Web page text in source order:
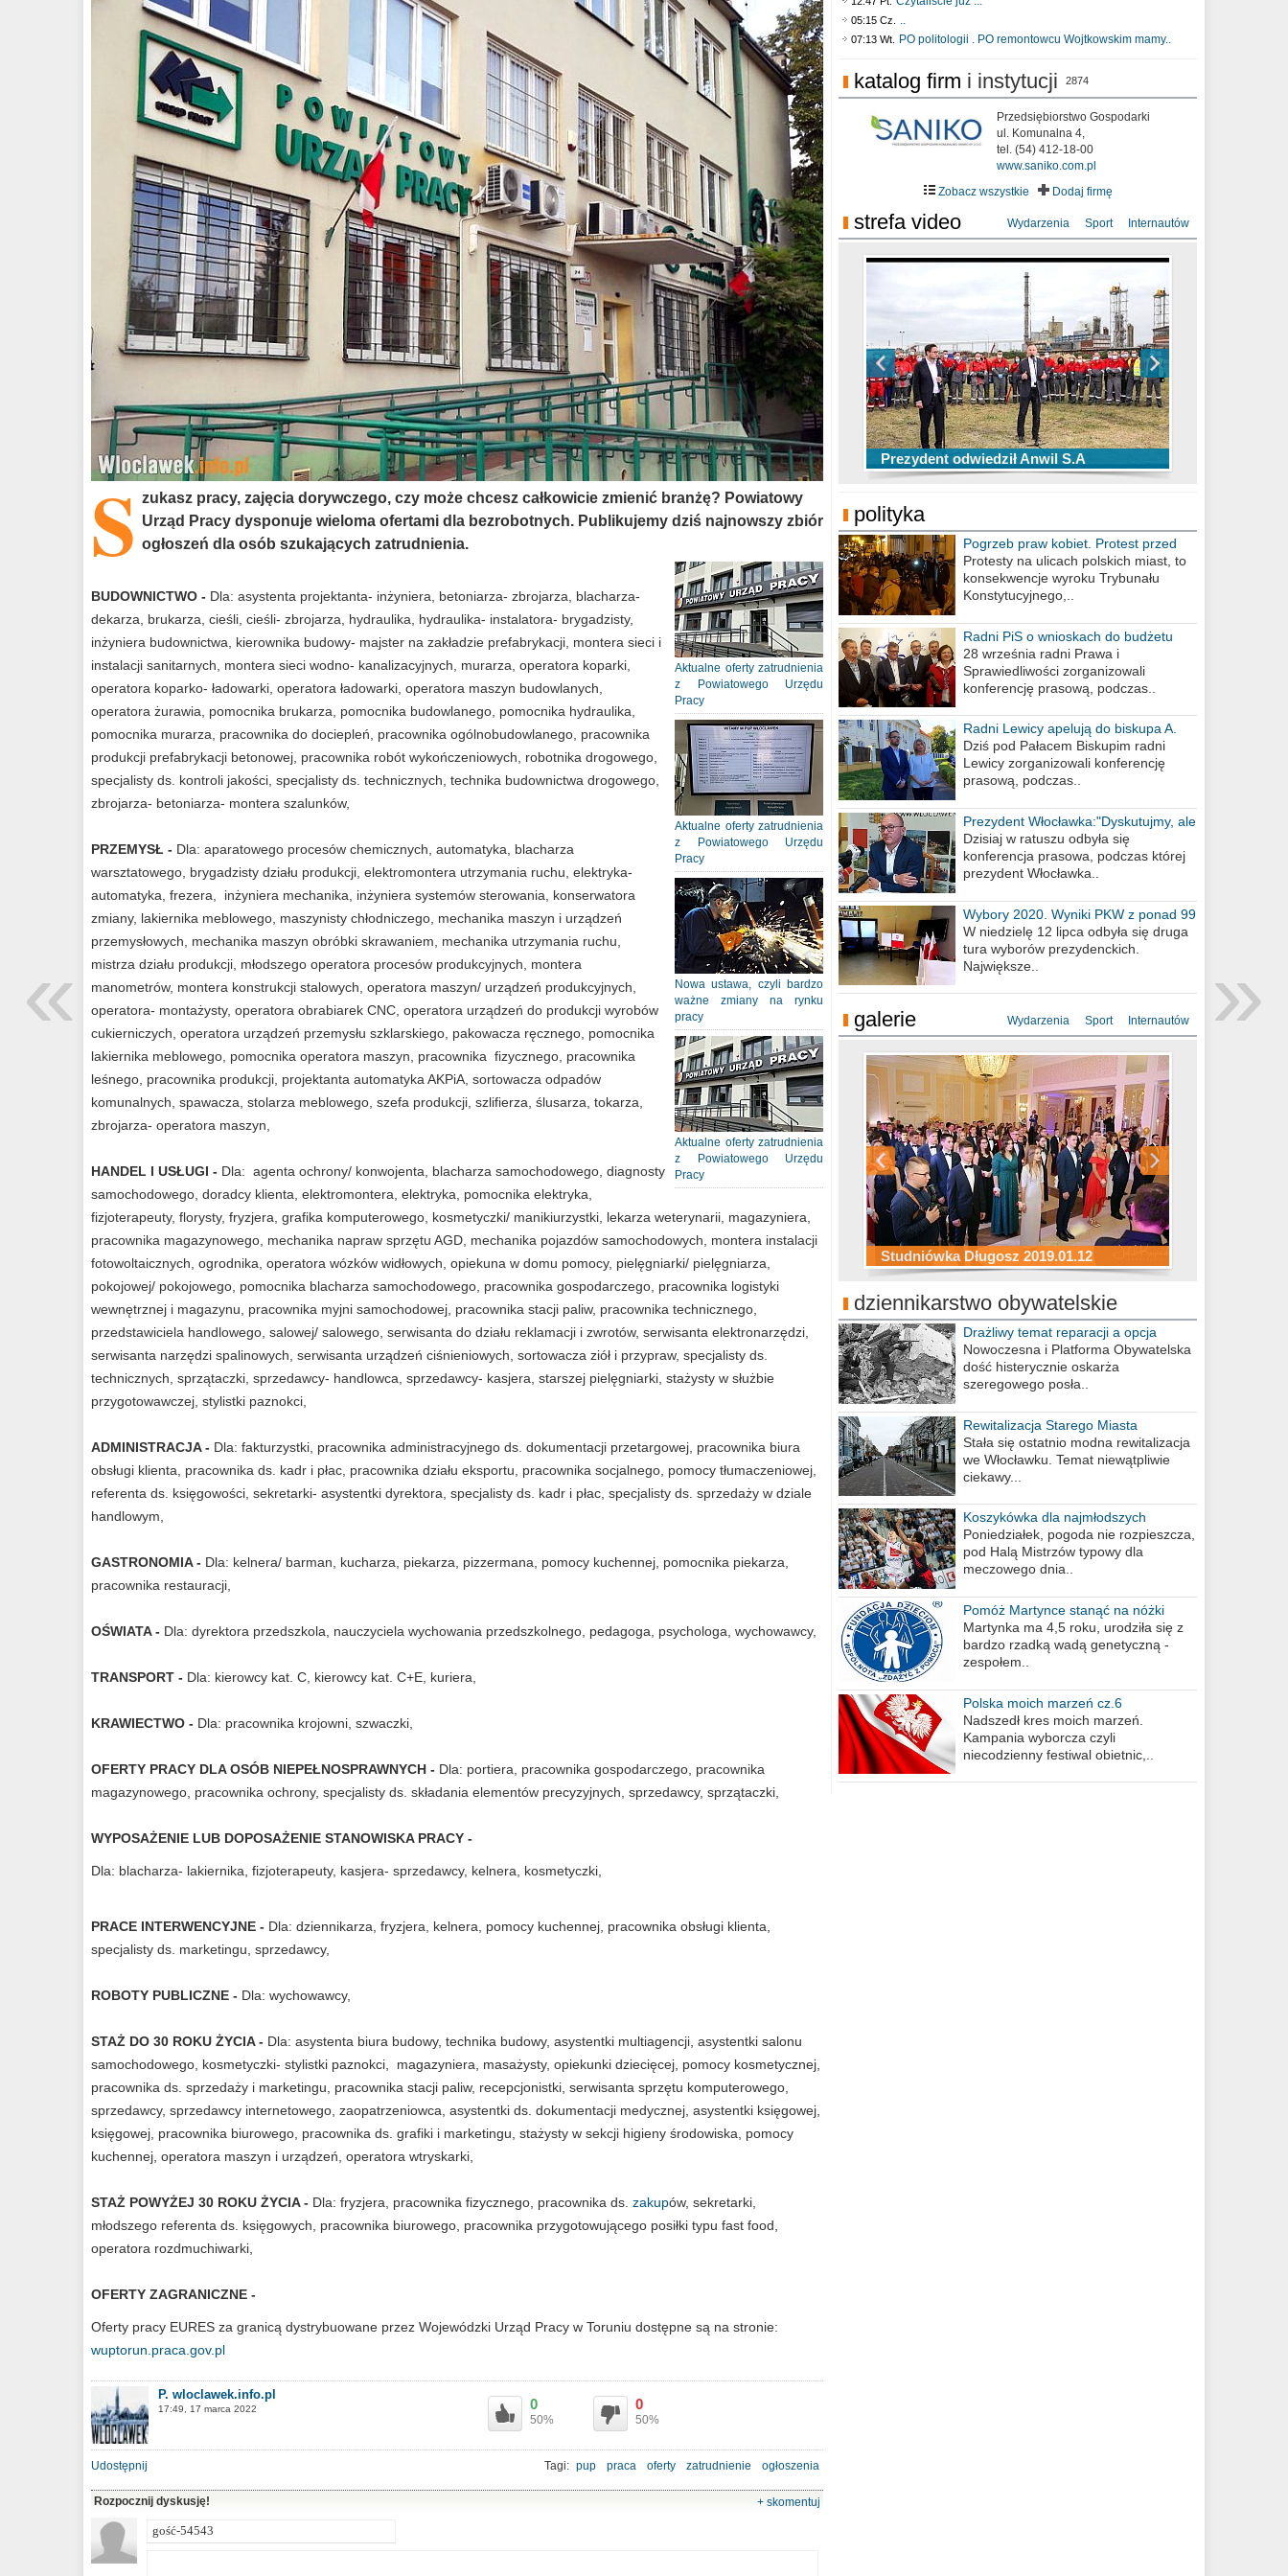
S zukasz pracy, zajęcia dorywczego, czy może chcesz całkowicie zmienić branżę? Powiatowy
Urząd Pracy dysponuje wieloma ofertami dla bezrobotnych. Publikujemy dziś najnowszy zbiór
ogłoszeń dla osób szukających zatrudnienia.
Aktualne oferty zatrudnienia
z Powiatowego Urzędu
Pracy
Aktualne oferty zatrudnienia
z Powiatowego Urzędu
Pracy
Nowa ustawa, czyli bardzo
ważne zmiany na rynku
pracy
Aktualne oferty zatrudnienia
z Powiatowego Urzędu
Pracy
BUDOWNICTWO - Dla: asystenta projektanta- inżyniera, betoniarza- zbrojarza, blacharza-
dekarza, brukarza, cieśli, cieśli- zbrojarza, hydraulika, hydraulika- instalatora- brygadzisty,
inżyniera budownictwa, kierownika budowy- majster na zakładzie prefabrykacji, montera sieci i
instalacji sanitarnych, montera sieci wodno- kanalizacyjnych, murarza, operatora koparki,
operatora koparko- ładowarki, operatora ładowarki, operatora maszyn budowlanych,
operatora żurawia, pomocnika brukarza, pomocnika budowlanego, pomocnika hydraulika,
pomocnika murarza, pracownika do dociepleń, pracownika ogólnobudowlanego, pracownika
produkcji prefabrykacji betonowej, pracownika robót wykończeniowych, robotnika drogowego,
specjalisty ds. kontroli jakości, specjalisty ds. technicznych, technika budownictwa drogowego,
zbrojarza- betoniarza- montera szalunków,
PRZEMYSŁ - Dla: aparatowego procesów chemicznych, automatyka, blacharza
warsztatowego, brygadzisty działu produkcji, elektromontera utrzymania ruchu, elektryka-
automatyka, frezera, inżyniera mechanika, inżyniera systemów sterowania, konserwatora
zmiany, lakiernika meblowego, maszynisty chłodniczego, mechanika maszyn i urządzeń
przemysłowych, mechanika maszyn obróbki skrawaniem, mechanika utrzymania ruchu,
mistrza działu produkcji, młodszego operatora procesów produkcyjnych, montera
manometrów, montera konstrukcji stalowych, operatora maszyn/ urządzeń produkcyjnych,
operatora- montażysty, operatora obrabiarek CNC, operatora urządzeń do produkcji wyrobów
cukierniczych, operatora urządzeń przemysłu szklarskiego, pakowacza ręcznego, pomocnika
lakiernika meblowego, pomocnika operatora maszyn, pracownika fizycznego, pracownika
leśnego, pracownika produkcji, projektanta automatyka AKPiA, sortowacza odpadów
komunalnych, spawacza, stolarza meblowego, szefa produkcji, szlifierza, ślusarza, tokarza,
zbrojarza- operatora maszyn,
HANDEL I USŁUGI - Dla: agenta ochrony/ konwojenta, blacharza samochodowego, diagnosty
samochodowego, doradcy klienta, elektromontera, elektryka, pomocnika elektryka,
fizjoterapeuty, florysty, fryzjera, grafika komputerowego, kosmetyczki/ manikiurzystki, lekarza weterynarii, magazyniera,
pracownika magazynowego, mechanika napraw sprzętu AGD, mechanika pojazdów samochodowych, montera instalacji
fotowoltaicznych, ogrodnika, operatora wózków widłowych, opiekuna w domu pomocy, pielęgniarki/ pielęgniarza,
pokojowej/ pokojowego, pomocnika blacharza samochodowego, pracownika gospodarczego, pracownika logistyki
wewnętrznej i magazynu, pracownika myjni samochodowej, pracownika stacji paliw, pracownika technicznego,
przedstawiciela handlowego, salowej/ salowego, serwisanta do działu reklamacji i zwrotów, serwisanta elektronarzędzi,
serwisanta narzędzi spalinowych, serwisanta urządzeń ciśnieniowych, sortowacza ziół i przypraw, specjalisty ds.
technicznych, sprzątaczki, sprzedawcy- handlowca, sprzedawcy- kasjera, starszej pielęgniarki, stażysty w służbie
przygotowawczej, stylistki paznokci,
ADMINISTRACJA - Dla: fakturzystki, pracownika administracyjnego ds. dokumentacji przetargowej, pracownika biura
obsługi klienta, pracownika ds. kadr i płac, pracownika działu eksportu, pracownika socjalnego, pomocy tłumaczeniowej,
referenta ds. księgowości, sekretarki- asystentki dyrektora, specjalisty ds. kadr i płac, specjalisty ds. sprzedaży w dziale
handlowym,
GASTRONOMIA - Dla: kelnera/ barman, kucharza, piekarza, pizzermana, pomocy kuchennej, pomocnika piekarza,
pracownika restauracji,
OŚWIATA - Dla: dyrektora przedszkola, nauczyciela wychowania przedszkolnego, pedagoga, psychologa, wychowawcy,
TRANSPORT - Dla: kierowcy kat. C, kierowcy kat. C+E, kuriera,
KRAWIECTWO - Dla: pracownika krojowni, szwaczki,
OFERTY PRACY DLA OSÓB NIEPEŁNOSPRAWNYCH - Dla: portiera, pracownika gospodarczego, pracownika
magazynowego, pracownika ochrony, specjalisty ds. składania elementów precyzyjnych, sprzedawcy, sprzątaczki,
WYPOSAŻENIE LUB DOPOSAŻENIE STANOWISKA PRACY -
Dla: blacharza- lakiernika, fizjoterapeuty, kasjera- sprzedawcy, kelnera, kosmetyczki,
PRACE INTERWENCYJNE - Dla: dziennikarza, fryzjera, kelnera, pomocy kuchennej, pracownika obsługi klienta,
specjalisty ds. marketingu, sprzedawcy,
ROBOTY PUBLICZNE - Dla: wychowawcy,
STAŻ DO 30 ROKU ŻYCIA - Dla: asystenta biura budowy, technika budowy, asystentki multiagencji, asystentki salonu
samochodowego, kosmetyczki- stylistki paznokci, magazyniera, masażysty, opiekunki dziecięcej, pomocy kosmetycznej,
pracownika ds. sprzedaży i marketingu, pracownika stacji paliw, recepcjonistki, serwisanta sprzętu komputerowego,
sprzedawcy, sprzedawcy internetowego, zaopatrzeniowca, asystentki ds. dokumentacji medycznej, asystentki księgowej,
księgowej, pracownika biurowego, pracownika ds. grafiki i marketingu, stażysty w sekcji higieny środowiska, pomocy
kuchennej, operatora maszyn i urządzeń, operatora wtryskarki,
STAŻ POWYŻEJ 30 ROKU ŻYCIA - Dla: fryzjera, pracownika fizycznego, pracownika ds. zakupów, sekretarki,
młodszego referenta ds. księgowych, pracownika biurowego, pracownika przygotowującego posiłki typu fast food,
operatora rozdmuchiwarki,
OFERTY ZAGRANICZNE -
Oferty pracy EURES za granicą dystrybuowane przez Wojewódzki Urząd Pracy w Toruniu dostępne są na stronie:
wuptorun.praca.gov.pl
P. wloclawek.info.pl
17:49, 17 marca 2022 0
50%
0
50%
Udostępnij Tagi: pup praca oferty zatrudnienie ogłoszenia
Rozpocznij dyskusję! + skomentuj
05:15 Cz. ..
07:13 Wt. PO politologii . PO remontowcu Wojtkowskim mamy..
katalog firm i instytucji 2874
Przedsiębiorstwo Gospodarki
ul. Komunalna 4,
tel. (54) 412-18-00
www.saniko.com.pl
Zobacz wszystkie
Dodaj firmę
strefa video Wydarzenia Sport Internautów
Prezydent odwiedził Anwil S.A
TOP 10 przechwytów Anwilu Włocławek
w EBL w sezonie 2019/2020
TOP 5 rzutów Anwilu Włocławek w BCL
w sezonie 2019/2020
Ni To Ponk - W oczach mamy strach
sixf33t .Last Year DRONE FOOTAGE
Włocławek
XXIII Sesja Rady Miasta Włocławek VIII
kadencji w dniu 09.06.2020 r.
polityka
Pogrzeb praw kobiet. Protest przed
biurem poselskim PiS
Protesty na ulicach polskich miast, to
konsekwencje wyroku Trybunału
Konstytucyjnego,..
Radni PiS o wnioskach do budżetu
miasta na 2021 rok
28 września radni Prawa i
Sprawiedliwości zorganizowali
konferencję prasową, podczas..
Radni Lewicy apelują do biskupa A.
Wiesława Meringa
Dziś pod Pałacem Biskupim radni
Lewicy zorganizowali konferencję
prasową, podczas..
Prezydent Włocławka:"Dyskutujmy, ale
nie obrażajmy się”
Dzisiaj w ratuszu odbyła się
konferencja prasowa, podczas której
prezydent Włocławka..
Wybory 2020. Wyniki PKW z ponad 99
procent obwodów
W niedzielę 12 lipca odbyła się druga
tura wyborów prezydenckich.
Największe..
galerie Wydarzenia Sport Internautów
Studniówka Długosz 2019.01.12
ZS Budowlanych 2019.01.12
Studniówka LZK 2019.01.11
Studniówka Kopernik 2019.01.11
Studniówka LMK 2019.01.05
Studniówka ZS Ekonomicznych
2019.01.05
dziennikarstwo obywatelskie
Drażliwy temat reparacji a opcja
berlińska
Nowoczesna i Platforma Obywatelska
dość histerycznie oskarża
szeregowego posła..
Rewitalizacja Starego Miasta
Stała się ostatnio modna rewitalizacja
we Włocławku. Temat niewątpliwie
ciekawy...
Koszykówka dla najmłodszych
Poniedziałek, pogoda nie rozpieszcza,
pod Halą Mistrzów typowy dla
meczowego dnia..
Pomóż Martynce stanąć na nóżki
Martynka ma 4,5 roku, urodziła się z
bardzo rzadką wadą genetyczną -
zespołem..
Polska moich marzeń cz.6
Nadszedł kres moich marzeń.
Kampania wyborcza czyli
niecodzienny festiwal obietnic,..
»
«